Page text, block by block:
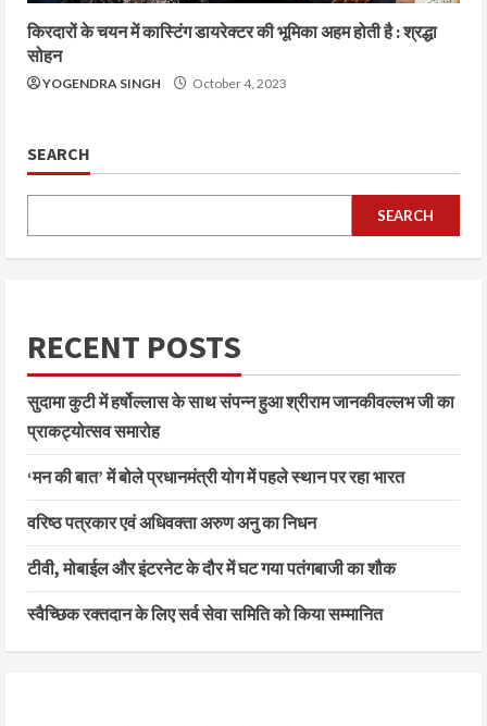
किरदारों के चयन में कास्टिंग डायरेक्टर की भूमिका अहम होती है : श्रद्धा
सोहन
YOGENDRA SINGH October 4, 2023
SEARCH
SEARCH
RECENT POSTS
सुदामा कुटी में हर्षोल्लास के साथ संपन्न हुआ श्रीराम जानकीवल्लभ जी का
प्राकट्योत्सव समारोह
‘मन की बात’ में बोले प्रधानमंत्री योग में पहले स्थान पर रहा भारत
वरिष्ठ पत्रकार एवं अधिवक्ता अरुण अनु का निधन
टीवी, मोबाईल और इंटरनेट के दौर में घट गया पतंगबाजी का शौक
स्वैच्छिक रक्तदान के लिए सर्व सेवा समिति को किया सम्मानित